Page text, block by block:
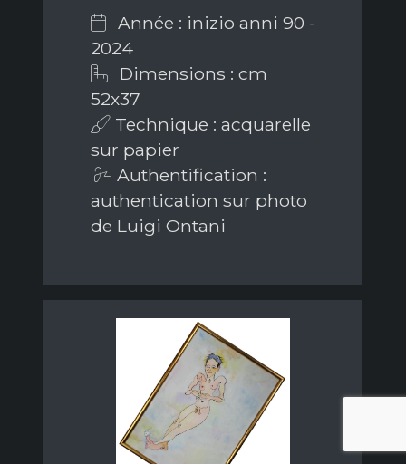
Année : inizio anni 90 -
2024
Dimensions : cm
52x37
Technique : acquarelle
sur papier
Authentification :
authentication sur photo
de Luigi Ontani